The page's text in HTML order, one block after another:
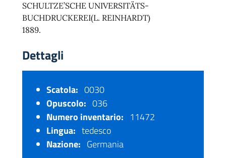
SCHULTZE’SCHE UNIVERSITÄTS-
BUCHDRUCKEREI(L. REINHARDT)
1889.
Dettagli
Scatola: 0030
Opuscolo: 036
Numero inventario: 11472
Lingua: tedesco
Nazione: Germania